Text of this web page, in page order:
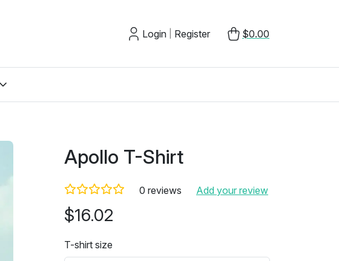
Login Register $0.00
Apollo T-Shirt
0 reviews Add your review
$16.02
T-shirt size